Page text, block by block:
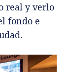
real y verlo
fondo e